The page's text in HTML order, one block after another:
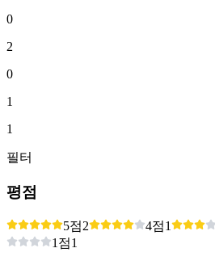
0
2
0
1
1
필터
평점
5점2 4점1
1점1